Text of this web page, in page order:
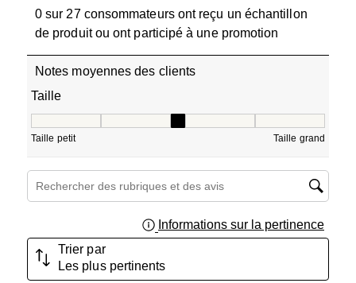
0 sur 27 consommateurs ont reçu un échantillon
de produit ou ont participé à une promotion
Notes moyennes des clients
Taille
Taille petit Taille grand
Zone de recherche de sujet et d'avis
Informations sur la pertinence
Trier par
Les plus pertinents